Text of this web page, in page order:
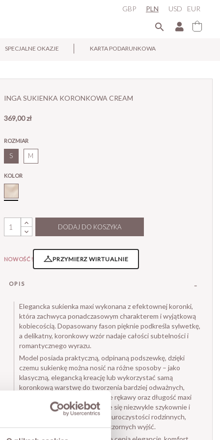
EUR
GBP PLN USD

SPECJALNE OKAZJE KARTA PODARUNKOWA
INGA SUKIENKA KORONKOWA CREAM
369,00 zł
ROZMIAR
S M
KOLOR
Cream_
DODAJ DO KOSZYKA
NOWOŚĆ! PRZYMIERZ WIRTUALNIE
OPIS
Elegancka sukienka maxi wykonana z efektownej koronki,
która zachwyca ponadczasowym charakterem i wyjątkową
kobiecością. Dopasowany fason pięknie podkreśla sylwetkę,
a delikatny, koronkowy wzór nadaje całości subtelności i
romantycznego wyrazu.
Model posiada praktyczną, odpinaną podszewkę, dzięki
czemu sukienkę można nosić na różne sposoby – jako
klasyczną, elegancką kreację lub wykorzystać samą
koronkową warstwę do tworzenia bardziej odważnych,
warstwowych stylizacji. Długie rękawy oraz długość maxi
sprawiają, że model prezentuje się niezwykle szykownie i
sprawdzi się zarówno podczas uroczystości rodzinnych,
przyjęć, jak i wyjątkowych wieczornych wyjść.
×